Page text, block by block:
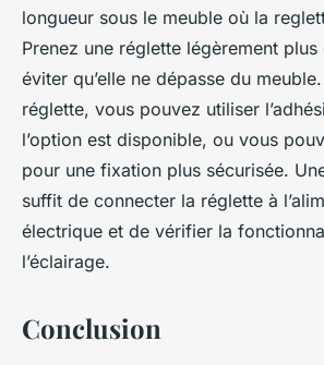
longueur sous le meuble où la
Prenez une réglette légèrement
éviter qu’elle ne dépasse du
réglette, vous pouvez utiliser
l’option est disponible, ou vous
pour une fixation plus sécurisée.
suffit de connecter la réglette à
électrique et de vérifier la
l’éclairage.
Conclusion